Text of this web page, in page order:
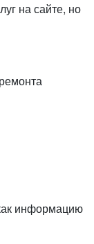
на сайте, но
информацию